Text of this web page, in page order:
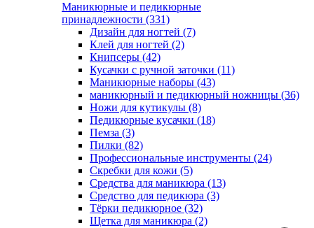
Маникюрные и педикюрные
принадлежности (331)
Дизайн для ногтей (7)
Клей для ногтей (2)
Книпсеры (42)
Кусачки с ручной заточки (11)
Маникюрные наборы (43)
маникюрный и педикюрный ножницы (36)
Ножи для кутикулы (8)
Педикюрные кусачки (18)
Пемза (3)
Пилки (82)
Профессиональные инструменты (24)
Скребки для кожи (5)
Средства для маникюра (13)
Средство для педикюра (3)
Тёрки педикюрное (32)
Щетка для маникюра (2)